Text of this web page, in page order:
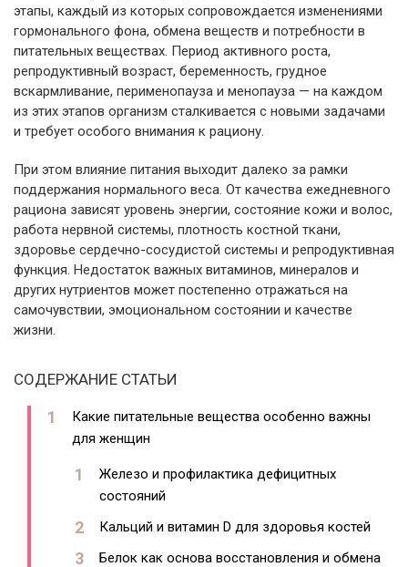
этапы, каждый из которых сопровождается изменениями
гормонального фона, обмена веществ и потребности в
питательных веществах. Период активного роста,
репродуктивный возраст, беременность, грудное
вскармливание, перименопауза и менопауза — на каждом
из этих этапов организм сталкивается с новыми задачами
и требует особого внимания к рациону.
При этом влияние питания выходит далеко за рамки
поддержания нормального веса. От качества ежедневного
рациона зависят уровень энергии, состояние кожи и волос,
работа нервной системы, плотность костной ткани,
здоровье сердечно-сосудистой системы и репродуктивная
функция. Недостаток важных витаминов, минералов и
других нутриентов может постепенно отражаться на
самочувствии, эмоциональном состоянии и качестве
жизни.
СОДЕРЖАНИЕ СТАТЬИ
Какие питательные вещества особенно важны
для женщин
Железо и профилактика дефицитных
состояний
Кальций и витамин D для здоровья костей
Белок как основа восстановления и обмена